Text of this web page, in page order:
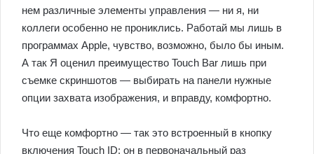
нем различные элементы управления — ни я, ни
коллеги особенно не прониклись. Работай мы лишь в
программах Apple, чувство, возможно, было бы иным.
А так Я оценил преимущество Touch Bar лишь при
съемке скриншотов — выбирать на панели нужные
опции захвата изображения, и вправду, комфортно.
Что еще комфортно — так это встроенный в кнопку
включения Touch ID: он в первоначальный раз